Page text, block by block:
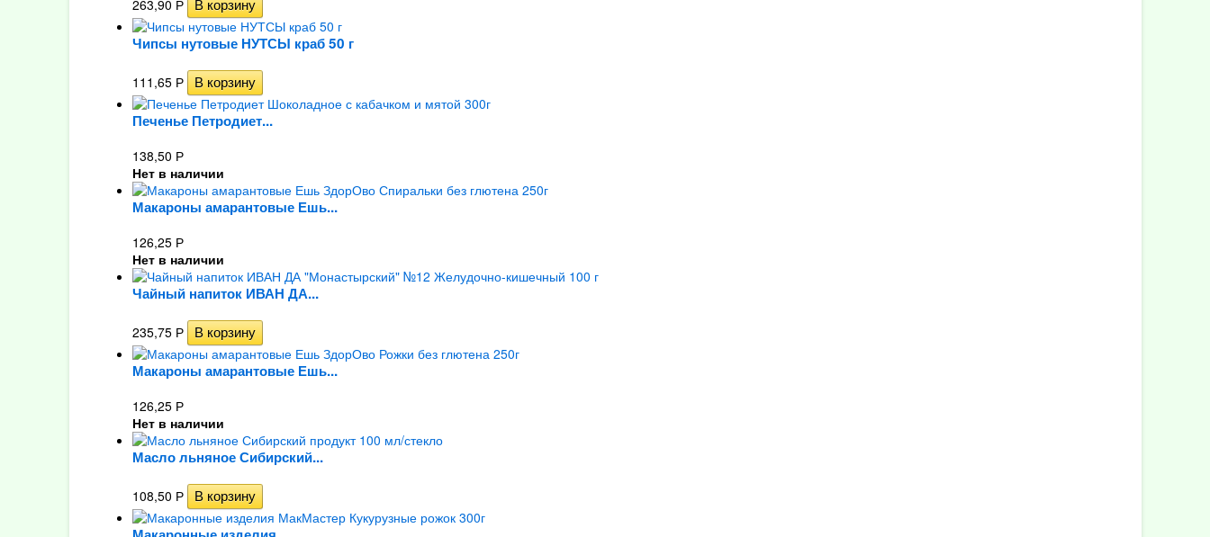
263,90 Р
Чипсы нутовые НУТСЫ краб 50 г
111,65 Р
Печенье Петродиет...
138,50 Р
Нет в наличии
Макароны амарантовые Ешь...
126,25 Р
Нет в наличии
Чайный напиток ИВАН ДА...
235,75 Р
Макароны амарантовые Ешь...
126,25 Р
Нет в наличии
Масло льняное Сибирский...
108,50 Р